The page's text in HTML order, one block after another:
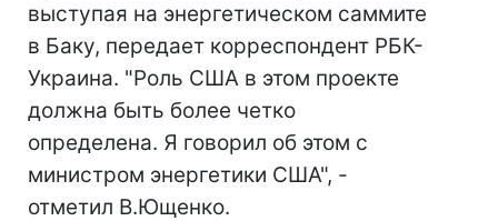
выступая на энергетическом саммите
в Баку, передает корреспондент РБК-
Украина. "Роль США в этом проекте
должна быть более четко
определена. Я говорил об этом с
министром энергетики США", -
отметил В.Ющенко.